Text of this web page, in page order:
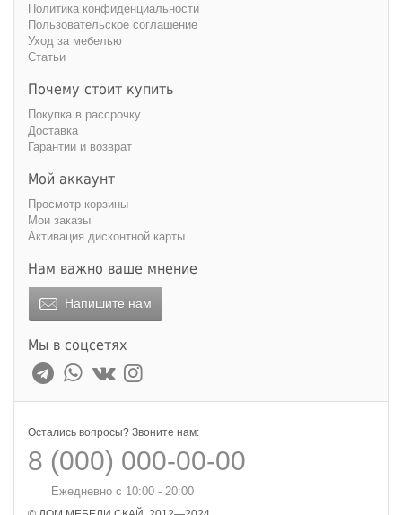
Политика конфиденциальности
Пользовательское соглашение
Уход за мебелью
Статьи
Почему стоит купить
Покупка в рассрочку
Доставка
Гарантии и возврат
Мой аккаунт
Просмотр корзины
Мои заказы
Активация дисконтной карты
Нам важно ваше мнение
Напишите нам
Мы в соцсетях
Остались вопросы? Звоните нам:
8 (000) 000-00-00
Ежедневно с 10:00 - 20:00